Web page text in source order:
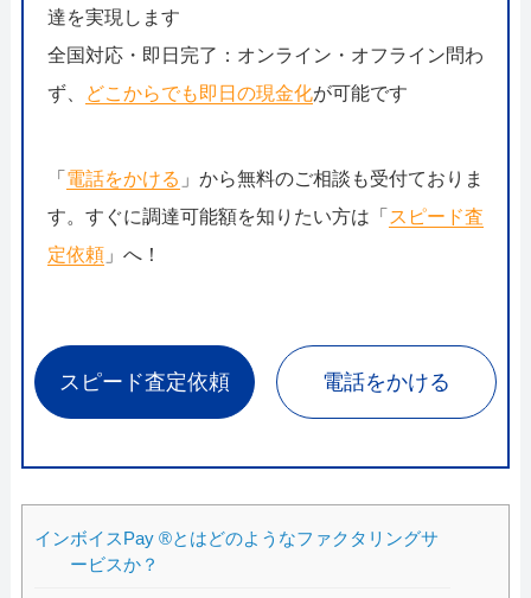
達を実現します
全国対応・即日完了：オンライン・オフライン問わ
ず、
どこからでも即日の現金化が可能です
「 電話をかける 」から無料のご相談も受付ておりま
す。すぐに調達可能額を知りたい方は「 スピード査
定依頼」へ！
スピード査定依頼 電話をかける
インボイスPay ®とはどのようなファクタリングサ
ービスか？